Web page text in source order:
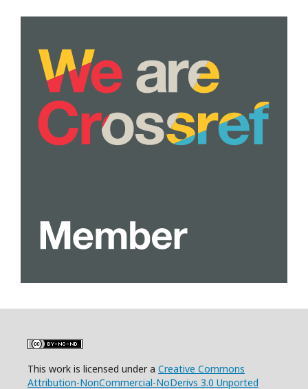
This work is licensed under a Creative Commons
Attribution-NonCommercial-NoDerivs 3.0 Unported